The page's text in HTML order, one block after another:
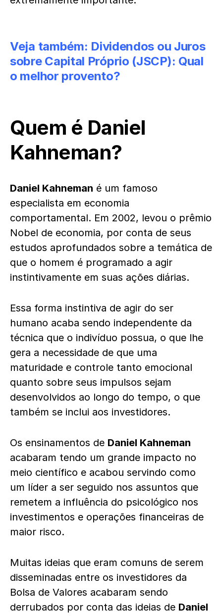
Veja também: Dividendos ou Juros
sobre Capital Próprio (JSCP): Qual
o melhor provento?
Quem é Daniel
Kahneman?
Daniel Kahneman é um famoso
especialista em economia
comportamental. Em 2002, levou o prêmio
Nobel de economia, por conta de seus
estudos aprofundados sobre a temática de
que o homem é programado a agir
instintivamente em suas ações diárias.
Essa forma instintiva de agir do ser
humano acaba sendo independente da
técnica que o indivíduo possua, o que lhe
gera a necessidade de que uma
maturidade e controle tanto emocional
quanto sobre seus impulsos sejam
desenvolvidos ao longo do tempo, o que
também se inclui aos investidores.
Os ensinamentos de Daniel Kahneman
acabaram tendo um grande impacto no
meio científico e acabou servindo como
um líder a ser seguido nos assuntos que
remetem a influência do psicológico nos
investimentos e operações financeiras de
maior risco.
Muitas ideias que eram comuns de serem
disseminadas entre os investidores da
Bolsa de Valores acabaram sendo
derrubados por conta das ideias de Daniel